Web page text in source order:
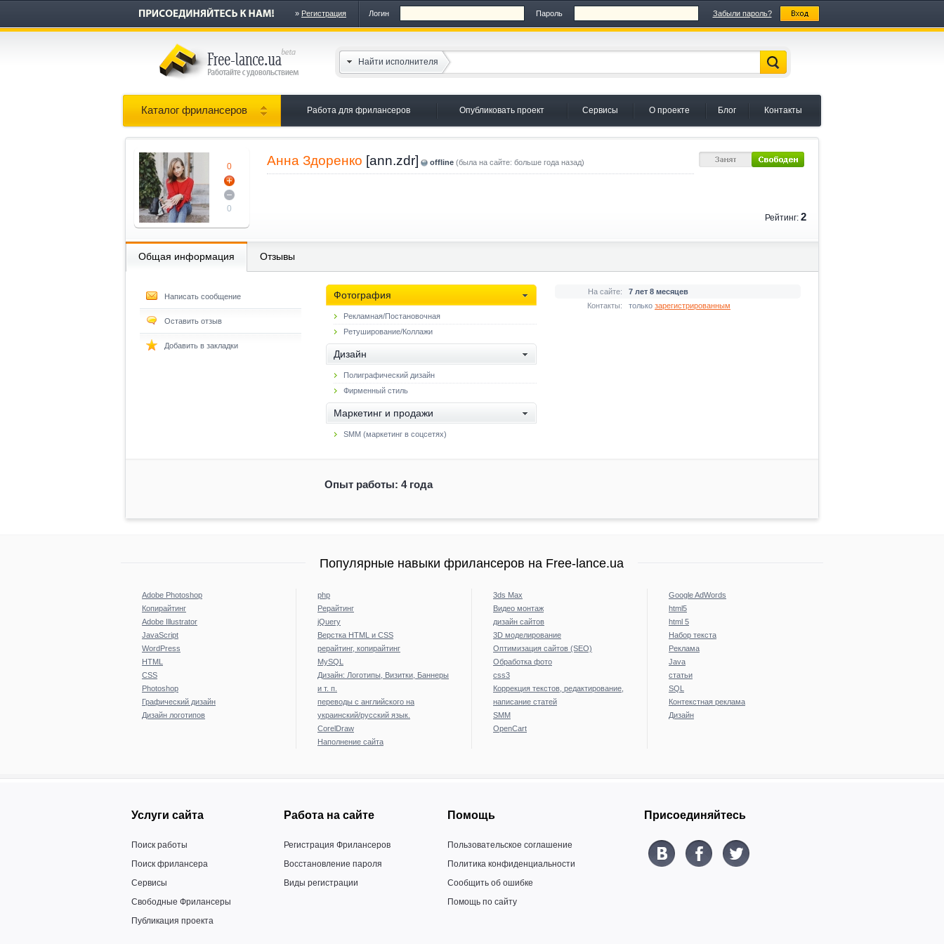
» Регистрация Логин Пароль Забыли пароль?
Найти исполнителя
Каталог фрилансеров Работа для фрилансеров Опубликовать проект Сервисы О проекте Блог Контакты
0
0
Анна Здоренко [ann.zdr] offline (была на сайте: больше года назад)
Рейтинг: 2
Общая информация Отзывы
Написать сообщение
Оставить отзыв
Добавить в закладки
Фотография
Рекламная/Постановочная
Ретуширование/Коллажи
Дизайн
Полиграфический дизайн
Фирменный стиль
Маркетинг и продажи
SMM (маркетинг в соцсетях)
На сайте:
7 лет 8 месяцев
Контакты:
только зарегистрированным
Опыт работы: 4 года
Популярные навыки фрилансеров на Free-lance.ua
Adobe Photoshop
Копирайтинг
Adobe Illustrator
JavaScript
WordPress
HTML
CSS
Photoshop
Графический дизайн
Дизайн логотипов
php
Рерайтинг
jQuery
Верстка HTML и CSS
рерайтинг, копирайтинг
MySQL
Дизайн: Логотипы, Визитки, Баннеры
и т. п.
переводы с английского на
украинский/русский язык.
CorelDraw
Наполнение сайта
3ds Max
Видео монтаж
дизайн сайтов
3D моделирование
Оптимизация сайтов (SEO)
Обработка фото
css3
Коррекция текстов, редактирование,
написание статей
SMM
OpenCart
Google AdWords
html5
html 5
Набор текста
Реклама
Java
статьи
SQL
Контекстная реклама
Дизайн
Услуги сайта
Поиск работы
Поиск фрилансера
Сервисы
Свободные Фрилансеры
Публикация проекта
Работа на сайте
Регистрация Фрилансеров
Восстановление пароля
Виды регистрации
Помощь
Пользовательское соглашение
Политика конфиденциальности
Сообщить об ошибке
Помощь по сайту
Присоединяйтесь